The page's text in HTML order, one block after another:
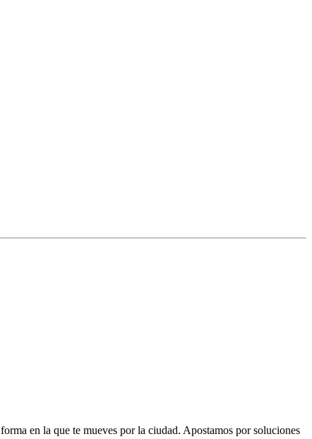
en la que te mueves por la ciudad. Apostamos por soluciones